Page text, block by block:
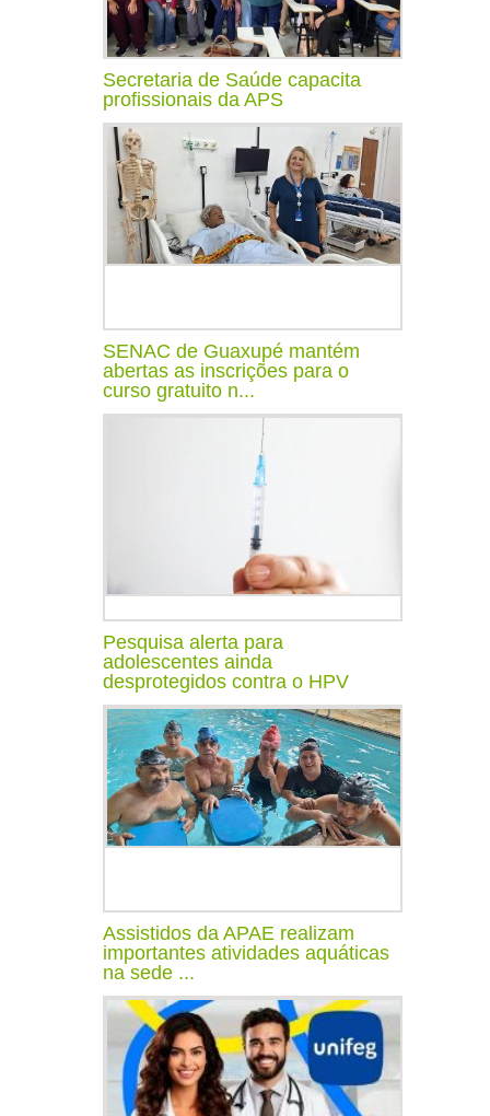
Secretaria de Saúde capacita
profissionais da APS
SENAC de Guaxupé mantém
abertas as inscrições para o
curso gratuito n...
Pesquisa alerta para
adolescentes ainda
desprotegidos contra o HPV
Assistidos da APAE realizam
importantes atividades aquáticas
na sede ...